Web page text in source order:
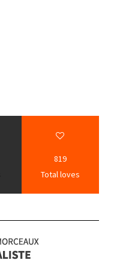
819
Total loves